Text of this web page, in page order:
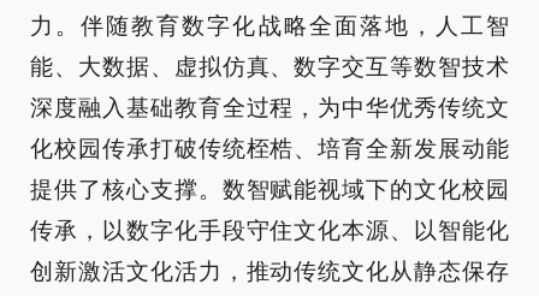
力。伴随教育数字化战略全面落地，人工智
能、大数据、虚拟仿真、数字交互等数智技术
深度融入基础教育全过程，为中华优秀传统文
化校园传承打破传统桎梏、培育全新发展动能
提供了核心支撑。数智赋能视域下的文化校园
传承，以数字化手段守住文化本源、以智能化
创新激活文化活力，推动传统文化从静态保存